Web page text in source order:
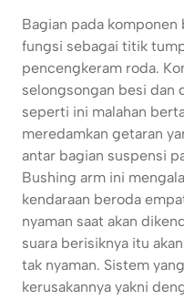
Bagian pada
fungsi sebagai titik
pencengkeram roda.
selongsongan besi dan
seperti ini malahan
meredamkan getaran
antar bagian suspensi
Bushing arm ini
kendaraan beroda
nyaman saat akan
suara berisiknya itu
tak nyaman. Sistem
kerusakannya yakni